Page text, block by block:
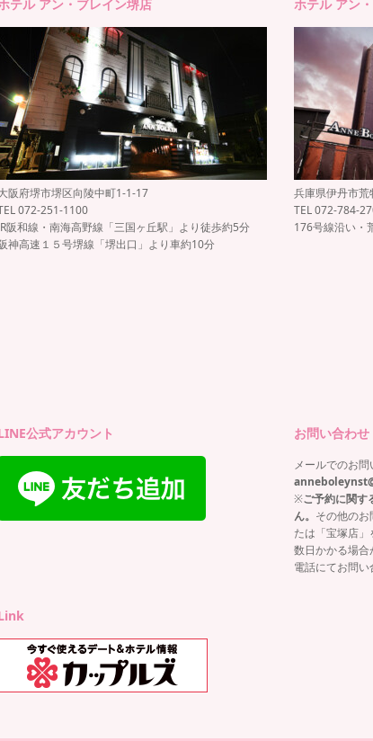
テル アン・ブレイン堺店
阪府堺市堺区向陵中町1-1-17
072-251-1100
阪和線・南海高野線「三国ヶ丘駅」より徒歩約5分
神高速１５号堺線「堺出口」より車約10分
ホテル アン
兵庫県伊丹市
TEL 072-784-
176号線沿い・
公式アカウント お問い合わせ
メールでのお
※ご予約に関す
ん。 その他の
たは「宝塚店
数日かかる場
電話にてお問い